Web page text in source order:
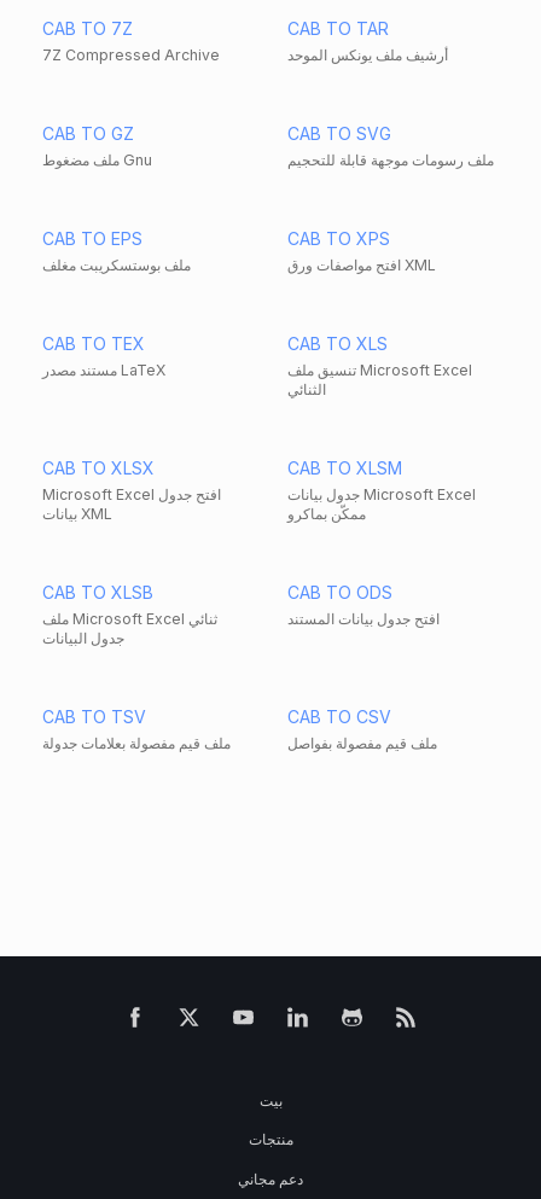
CAB TO 7Z
7Z Compressed Archive
CAB TO TAR
أرشيف ملف يونكس الموحد
CAB TO GZ
ملف مضغوط Gnu
CAB TO SVG
ملف رسومات موجهة قابلة للتحجيم
CAB TO EPS
ملف بوستسكريبت مغلف
CAB TO XPS
افتح مواصفات ورق XML
CAB TO TEX
مستند مصدر LaTeX
CAB TO XLS
تنسيق ملف Microsoft Excel
الثنائي
CAB TO XLSX
Microsoft Excel افتح جدول
بيانات XML
CAB TO XLSM
جدول بيانات Microsoft Excel
ممكّن بماكرو
CAB TO XLSB
ملف Microsoft Excel ثنائي
جدول البيانات
CAB TO ODS
افتح جدول بيانات المستند
CAB TO TSV
ملف قيم مفصولة بعلامات جدولة
CAB TO CSV
ملف قيم مفصولة بفواصل
بيت
منتجات
دعم مجاني